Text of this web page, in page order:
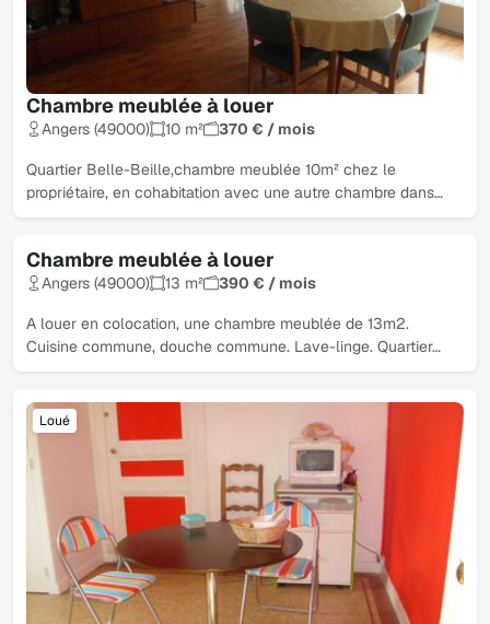
Chambre meublée à louer
Angers (49000) 10 m² 370 € / mois
Quartier Belle-Beille,chambre meublée 10m² chez le
propriétaire, en cohabitation avec une autre chambre dans…
Chambre meublée à louer
Loué
Angers (49000) 13 m² 390 € / mois
A louer en colocation, une chambre meublée de 13m2.
Cuisine commune, douche commune. Lave-linge. Quartier…
Loué